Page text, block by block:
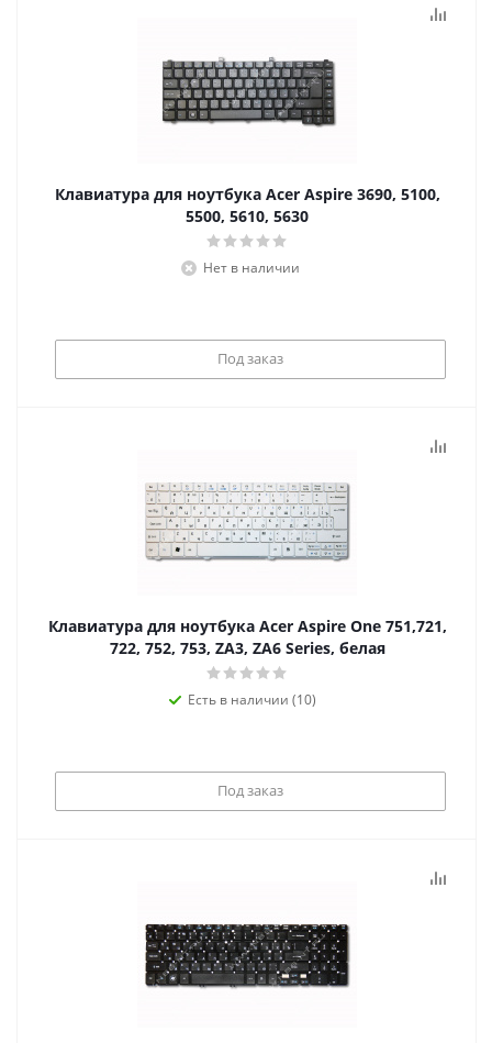
Клавиатура для ноутбука Acer Aspire 3690, 5100,
5500, 5610, 5630
Нет в наличии
Под заказ
Клавиатура для ноутбука Acer Aspire One 751,721,
722, 752, 753, ZA3, ZA6 Series, белая
Есть в наличии (10)
Под заказ